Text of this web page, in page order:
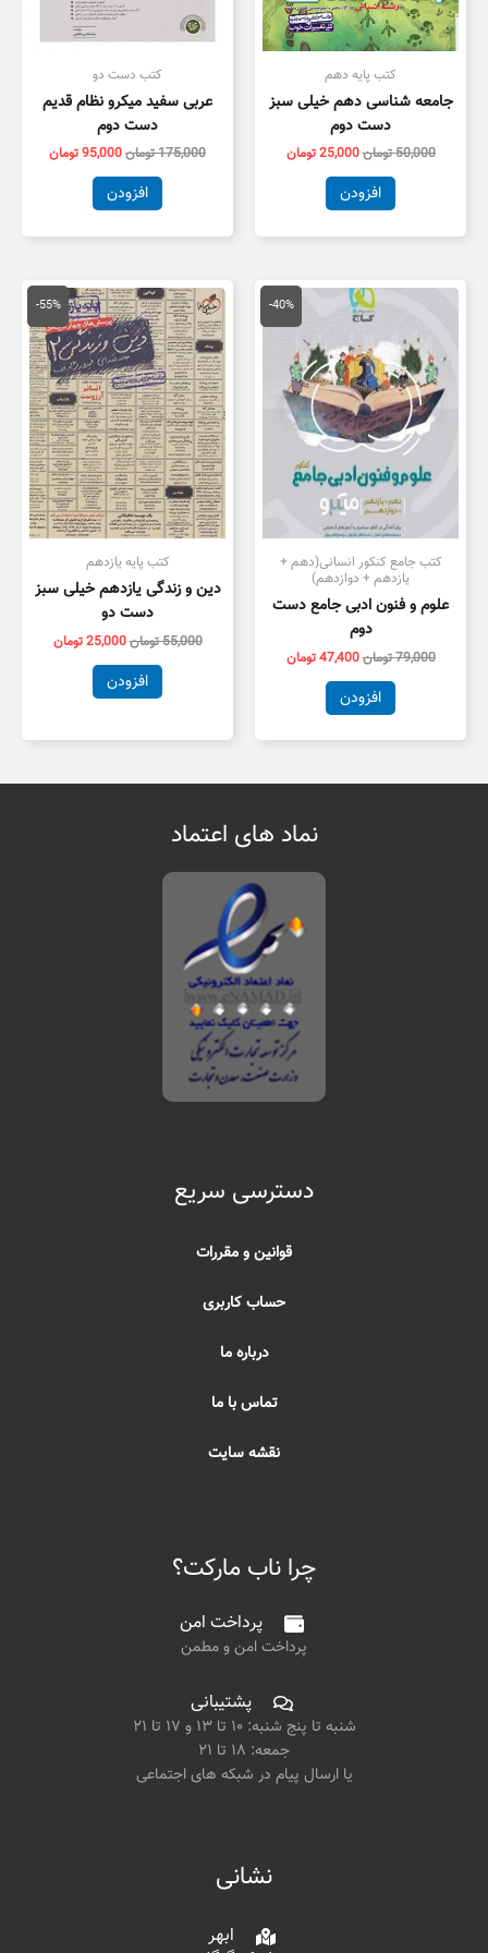
کتب پایه دهم
جامعه شناسی دهم خیلی سبز
دست دوم
50,000تومان25,000تومان
افزودن
کتب دست دو
عربی سفید میکرو نظام قدیم
دست دوم
175,000تومان95,000تومان
افزودن
-40%
کتب جامع کنکور انسانی(دهم +
یازدهم + دوازدهم)
علوم و فنون ادبی جامع دست
دوم
79,000تومان
قیمت
اصلی
79,000 تومان
بود.
47,400تومان
قیمت
فعلی
47,400 تومان
افزودن
-55%
کتب پایه یازدهم
دین و زندگی یازدهم خیلی سبز
دست دو
55,000تومان
قیمت
اصلی
55,000 تومان
بود.
25,000تومان
قیمت
فعلی
است.
افزودن
نماد های اعتماد
دسترسی سریع
قوانین و مقررات
حساب کاربری
درباره ما
تماس با ما
نقشه سایت
چرا ناب مارکت؟
پرداخت امن
پرداخت امن و مطمن
پشتیبانی
شنبه تا پنج شنبه: ۱۰ تا ۱۳ و ۱۷ تا ۲۱
جمعه: ۱۸ تا ۲۱
یا ارسال پیام در شبکه های اجتماعی
نشانی
ابهر